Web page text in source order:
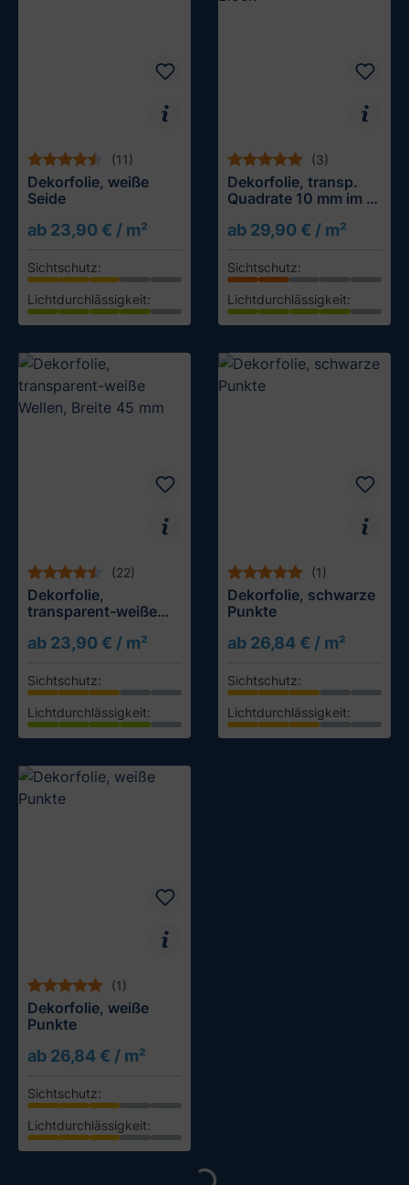
(11)
Dekorfolie, weiße
Seide
ab 23,90 € / m²
Sichtschutz:
Lichtdurchlässigkeit:
Muster testen
(3)
Dekorfolie, transp.
Quadrate 10 mm im 9-
ab 29,90 € / m²
Sichtschutz:
Lichtdurchlässigkeit:
Muster testen
(22)
Dekorfolie,
transparent-weiße
ab 23,90 € / m²
Sichtschutz:
Lichtdurchlässigkeit:
Muster testen
(1)
Dekorfolie, schwarze
Punkte
ab 26,84 € / m²
Sichtschutz:
Lichtdurchlässigkeit:
Muster testen
(1)
Dekorfolie, weiße
Punkte
ab 26,84 € / m²
Sichtschutz:
Lichtdurchlässigkeit:
Muster testen Loading...